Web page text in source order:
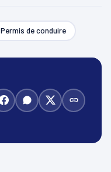
Permis de conduire